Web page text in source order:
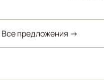
Все предложения →